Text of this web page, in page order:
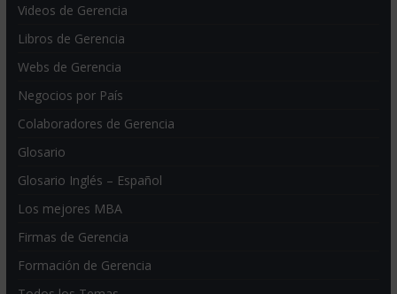
Videos de Gerencia
Libros de Gerencia
Webs de Gerencia
Negocios por País
Colaboradores de Gerencia
Glosario
Glosario Inglés – Español
Los mejores MBA
Firmas de Gerencia
Formación de Gerencia